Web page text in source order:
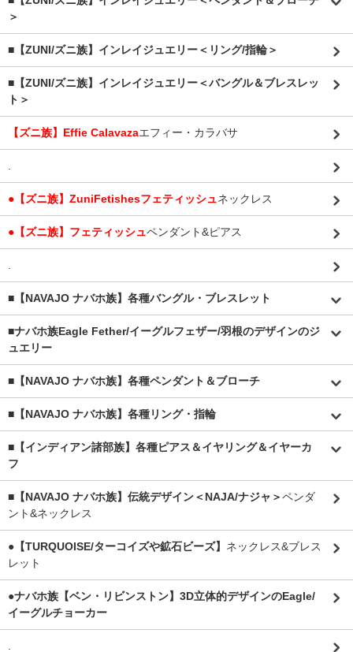
＞
■【ZUNI/ズニ族】インレイジュエリー＜リング/指輪＞
■【ZUNI/ズニ族】インレイジュエリー＜バングル＆ブレスレッ
ト＞
【ズニ族】Effie Calavazaエフィー・カラバサ
.
●【ズニ族】ZuniFetishesフェティッシュネックレス
●【ズニ族】フェティッシュペンダント&ピアス
.
■【NAVAJO ナバホ族】各種バングル・ブレスレット
■ナバホ族Eagle Fether/イーグルフェザー/羽根のデザインのジ
ュエリー
■【NAVAJO ナバホ族】各種ペンダント＆ブローチ
■【NAVAJO ナバホ族】各種リング・指輪
■【インディアン諸部族】各種ピアス＆イヤリング＆イヤーカ
フ
■【NAVAJO ナバホ族】伝統デザイン＜NAJA/ナジャ＞ペンダ
ント&ネックレス
●【TURQUOISE/ターコイズや鉱石ビーズ】 ネックレス&ブレス
レット
●ナバホ族【ベン・リビンストン】3D立体的デザインのEagle/
イーグルチョーカー
.